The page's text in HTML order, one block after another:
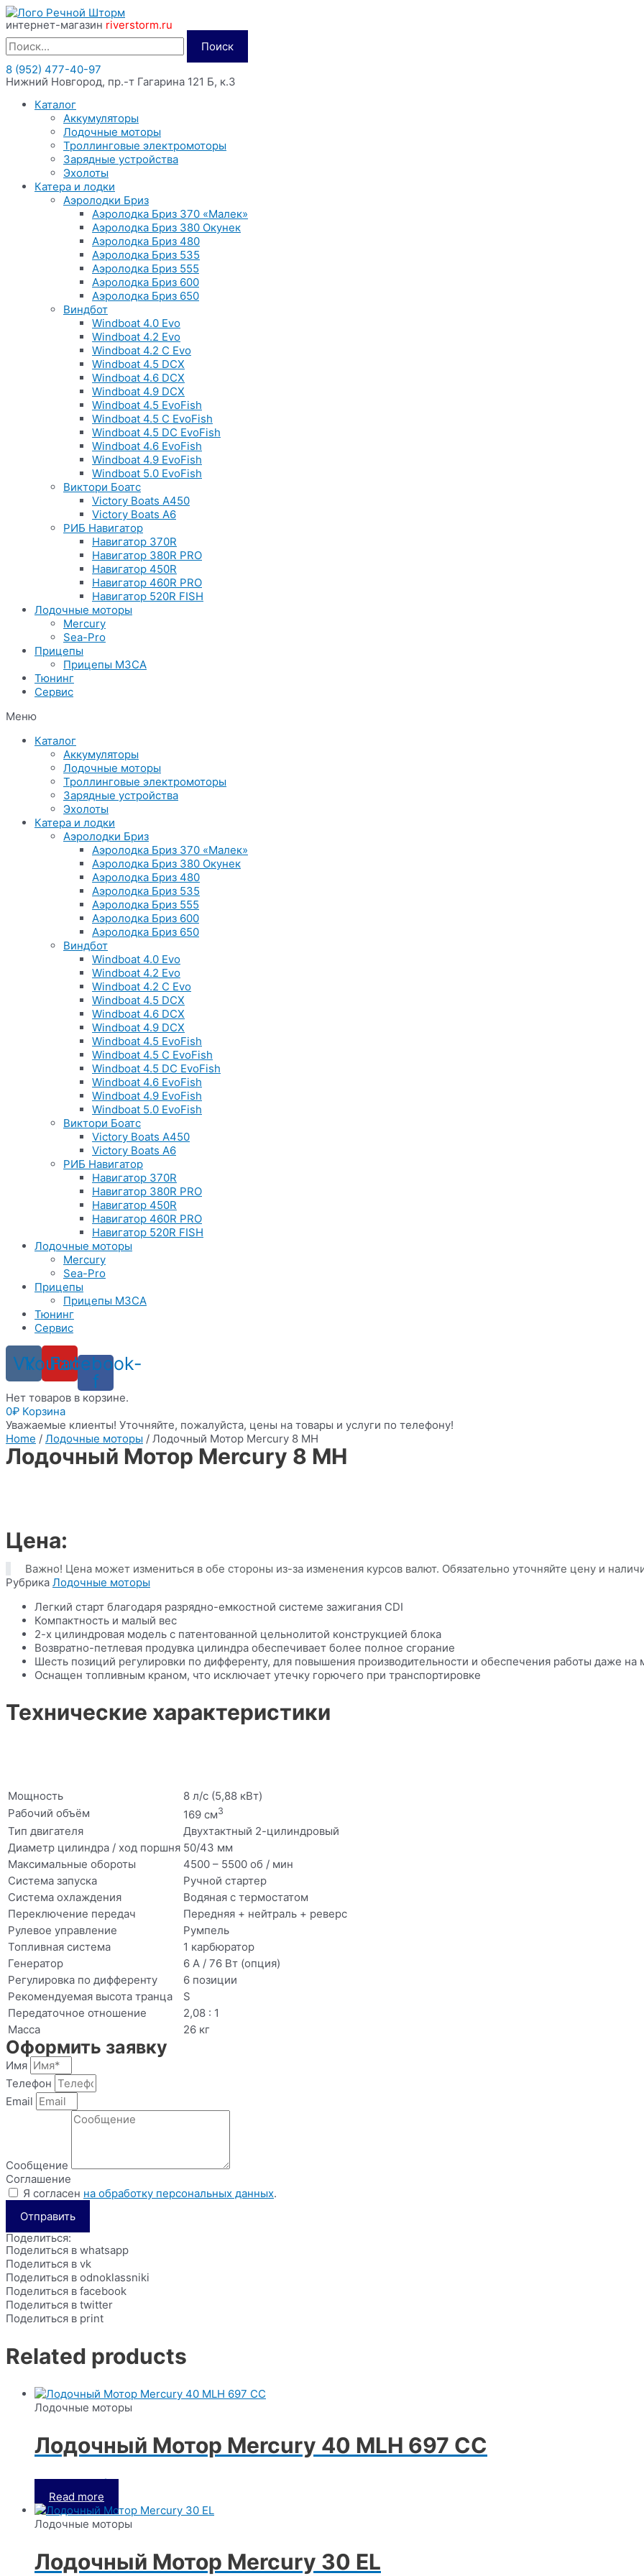
Перейти
к
содержимому
интернет-магазин riverstorm.ru
Поиск
8 (952) 477-40-97
Нижний Новгород, пр.-т Гагарина 121 Б, к.3
Каталог
Аккумуляторы
Лодочные моторы
Троллинговые электромоторы
Зарядные устройства
Эхолоты
Катера и лодки
Аэролодки Бриз
Аэролодка Бриз 370 «Малек»
Аэролодка Бриз 380 Окунек
Аэролодка Бриз 480
Аэролодка Бриз 535
Аэролодка Бриз 555
Аэролодка Бриз 600
Аэролодка Бриз 650
Виндбот
Windboat 4.0 Evo
Windboat 4.2 Evo
Windboat 4.2 C Evo
Windboat 4.5 DCX
Windboat 4.6 DCX
Windboat 4.9 DCX
Windboat 4.5 EvoFish
Windboat 4.5 C EvoFish
Windboat 4.5 DC EvoFish
Windboat 4.6 EvoFish
Windboat 4.9 EvoFish
Windboat 5.0 EvoFish
Виктори Боатс
Victory Boats A450
Victory Boats A6
РИБ Навигатор
Навигатор 370R
Навигатор 380R PRO
Навигатор 450R
Навигатор 460R PRO
Навигатор 520R FISH
Лодочные моторы
Mercury
Sea-Pro
Прицепы
Прицепы МЗСА
Тюнинг
Сервис
Меню
Каталог
Аккумуляторы
Лодочные моторы
Троллинговые электромоторы
Зарядные устройства
Эхолоты
Катера и лодки
Аэролодки Бриз
Аэролодка Бриз 370 «Малек»
Аэролодка Бриз 380 Окунек
Аэролодка Бриз 480
Аэролодка Бриз 535
Аэролодка Бриз 555
Аэролодка Бриз 600
Аэролодка Бриз 650
Виндбот
Windboat 4.0 Evo
Windboat 4.2 Evo
Windboat 4.2 C Evo
Windboat 4.5 DCX
Windboat 4.6 DCX
Windboat 4.9 DCX
Windboat 4.5 EvoFish
Windboat 4.5 C EvoFish
Windboat 4.5 DC EvoFish
Windboat 4.6 EvoFish
Windboat 4.9 EvoFish
Windboat 5.0 EvoFish
Виктори Боатс
Victory Boats A450
Victory Boats A6
РИБ Навигатор
Навигатор 370R
Навигатор 380R PRO
Навигатор 450R
Навигатор 460R PRO
Навигатор 520R FISH
Лодочные моторы
Mercury
Sea-Pro
Прицепы
Прицепы МЗСА
Тюнинг
Сервис
VkYoutube
Facebook-
f
Нет товаров в корзине.
0₽ Корзина
Уважаемые клиенты! Уточняйте, пожалуйста, цены на товары и услуги по телефону!
Home / Лодочные моторы / Лодочный Мотор Mercury 8 MH
Лодочный Мотор Mercury 8 MH
Цена:
Важно! Цена может измениться в обе стороны из-за изменения курсов валют. Обязательно уточняйте цену и
Рубрика Лодочные моторы
Легкий старт благодаря разрядно-емкостной системе зажигания CDI
Компактность и малый вес
2-х цилиндровая модель с патентованной цельнолитой конструкцией блока
Возвратно-петлевая продувка цилиндра обеспечивает более полное сгорание
Шесть позиций регулировки по дифференту, для повышения производительности и обеспечения работы даже на
Оснащен топливным краном, что исключает утечку горючего при транспортировке
Технические характеристики
Мощность
8 л/с (5,88 кВт)
Рабочий объём
169 см3
Тип двигателя
Двухтактный 2-цилиндровый
Диаметр цилиндра / ход поршня 50/43 мм
Максимальные обороты
4500 – 5500 об / мин
Система запуска
Ручной стартер
Система охлаждения
Водяная с термостатом
Переключение передач
Передняя + нейтраль + реверс
Рулевое управление
Румпель
Топливная система
1 карбюратор
Генератор
6 А / 76 Вт (опция)
Регулировка по дифференту
6 позиции
Рекомендуемая высота транца
S
Передаточное отношение
2,08 : 1
Масса
26 кг
Оформить заявку
Имя
Телефон
Email
Сообщение
Соглашение
Я согласен на обработку персональных данных.
Отправить
Поделиться:
Поделиться в whatsapp
Поделиться в vk
Поделиться в odnoklassniki
Поделиться в facebook
Поделиться в twitter
Поделиться в print
Related products
Лодочные моторы
Лодочный Мотор Mercury 40 MLH 697 CC
Rated0out of 5
Read more
Лодочные моторы
Лодочный Мотор Mercury 30 EL